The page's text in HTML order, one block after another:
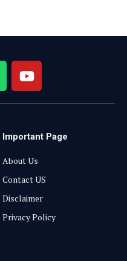
Important Page
About Us
Contact US
Disclaimer
Privacy Policy